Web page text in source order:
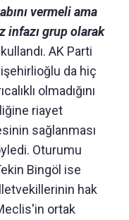
vermeli ama
infazı grup olarak
AK Parti
da hiç
olmadığını
riayet
sağlanması
Oturumu
Bingöl ise
hak
ortak